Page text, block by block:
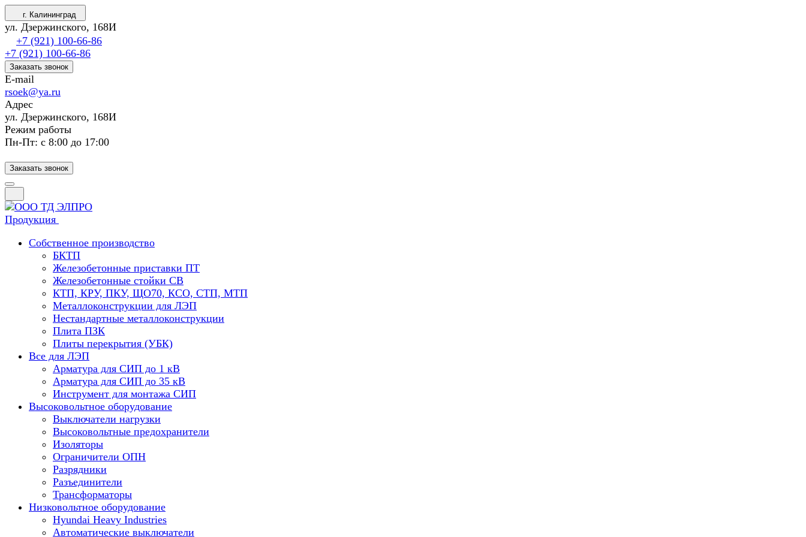
г. Калининград
ул. Дзержинского, 168И
+7 (921) 100-66-86
+7 (921) 100-66-86
Заказать звонок
E-mail
rsoek@ya.ru
Адрес
ул. Дзержинского, 168И
Режим работы
Пн-Пт: с 8:00 до 17:00
Заказать звонок
Продукция
Собственное производство
БКТП
Железобетонные приставки ПТ
Железобетонные стойки СВ
КТП, КРУ, ПКУ, ЩО70, КСО, СТП, МТП
Металлоконструкции для ЛЭП
Нестандартные металлоконструкции
Плита ПЗК
Плиты перекрытия (УБК)
Все для ЛЭП
Арматура для СИП до 1 кВ
Арматура для СИП до 35 кВ
Инструмент для монтажа СИП
Высоковольтное оборудование
Выключатели нагрузки
Высоковольтные предохранители
Изоляторы
Ограничители ОПН
Разрядники
Разъединители
Трансформаторы
Низковольтное оборудование
Hyundai Heavy Industries
Автоматические выключатели